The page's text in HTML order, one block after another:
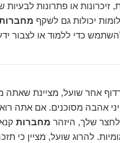
זיכרונות או פתרונות
יכולות גם לשקף
כדי ללמוד או לצבור
אחר שועל, מציינת שאתה
אהבה מסוכנים. אם אתה
שלך, היזהר מחברות
להרוג שועל, מציין כי